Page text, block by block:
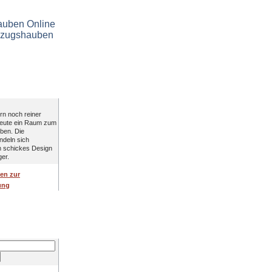
noch reiner
ein Raum zum
Die
sich
schickes Design
zur